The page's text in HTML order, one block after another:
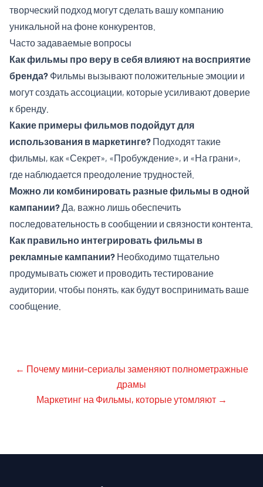
творческий подход могут сделать вашу компанию
уникальной на фоне конкурентов.
Часто задаваемые вопросы
Как фильмы про веру в себя влияют на восприятие
бренда? Фильмы вызывают положительные эмоции и
могут создать ассоциации, которые усиливают доверие
к бренду.
Какие примеры фильмов подойдут для
использования в маркетинге? Подходят такие
фильмы, как «Секрет», «Пробуждение», и «На грани»,
где наблюдается преодоление трудностей.
Можно ли комбинировать разные фильмы в одной
кампании?Да, важно лишь обеспечить
последовательность в сообщении и связности контента.
Как правильно интегрировать фильмы в
рекламные кампании? Необходимо тщательно
продумывать сюжет и проводить тестирование
аудитории, чтобы понять, как будут воспринимать ваше
сообщение.
← Почему мини-сериалы заменяют полнометражные
драмы
Маркетинг на Фильмы, которые утомляют →